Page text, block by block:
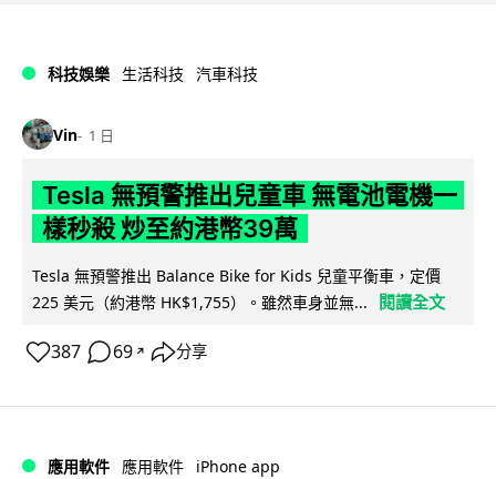
科技娛樂 生活科技 汽車科技
Vin 1 日
Tesla 無預警推出兒童車 無電池電機一
樣秒殺 炒至約港幣39萬
Tesla 無預警推出 Balance Bike for Kids 兒童平衡車，定價
225 美元（約港幣 HK$1,755）。雖然車身並無...
閱讀全文
387 69 ↗ 分享
應用軟件 應用軟件 iPhone app